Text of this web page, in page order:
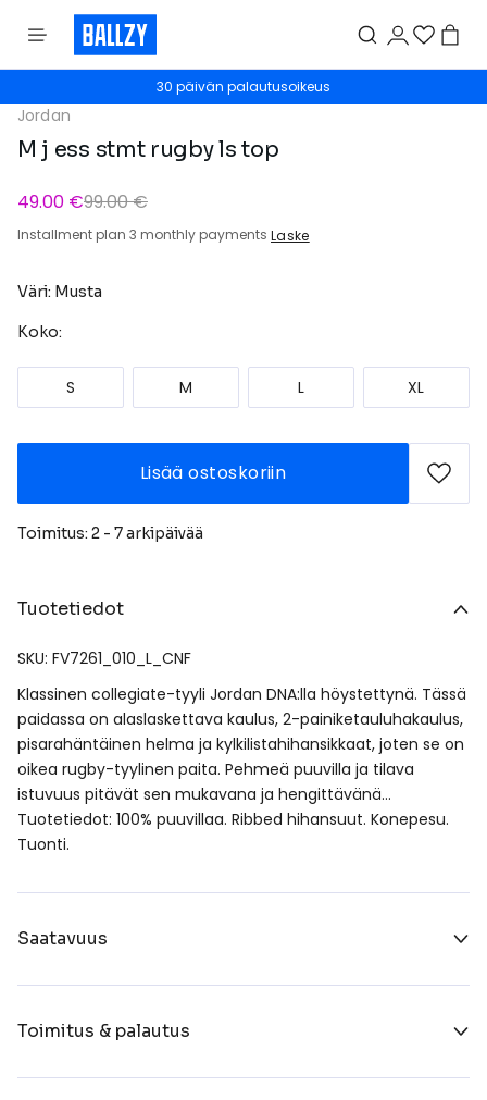
30 päivän palautusoikeus
Jordan
M j ess stmt rugby ls top
49.00 €99.00 €
Installment plan 3 monthly payments Laske
Väri: Musta
Koko:
S M L XL
Lisää ostoskoriin
Toimitus: 2 - 7 arkipäivää
Tuotetiedot
SKU: FV7261_010_L_CNF
Klassinen collegiate-tyyli Jordan DNA:lla höystettynä. Tässä
paidassa on alaslaskettava kaulus, 2-painiketauluhakaulus,
pisarahäntäinen helma ja kylkilistahihansikkaat, joten se on
oikea rugby-tyylinen paita. Pehmeä puuvilla ja tilava
istuvuus pitävät sen mukavana ja hengittävänä…
Tuotetiedot: 100% puuvillaa. Ribbed hihansuut. Konepesu.
Tuonti.
Saatavuus
Toimitus & palautus